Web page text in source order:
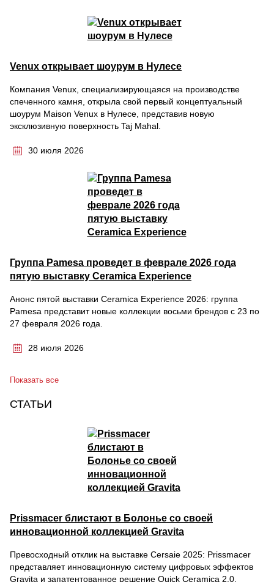
Venux открывает шоурум в Нулесе
Компания Venux, специализирующаяся на производстве
спеченного камня, открыла свой первый концептуальный
шоурум Maison Venux в Нулесе, представив новую
эксклюзивную поверхность Taj Mahal.
30 июля 2026
Группа Pamesa проведет в феврале 2026 года
пятую выставку Ceramica Experience
Анонс пятой выставки Ceramica Experience 2026: группа
Pamesa представит новые коллекции восьми брендов с 23 по
27 февраля 2026 года.
28 июля 2026
Показать все
СТАТЬИ
Prissmacer блистают в Болонье со своей
инновационной коллекцией Gravita
Превосходный отклик на выставке Cersaie 2025: Prissmacer
представляет инновационную систему цифровых эффектов
Gravita и запатентованное решение Quick Ceramica 2.0.